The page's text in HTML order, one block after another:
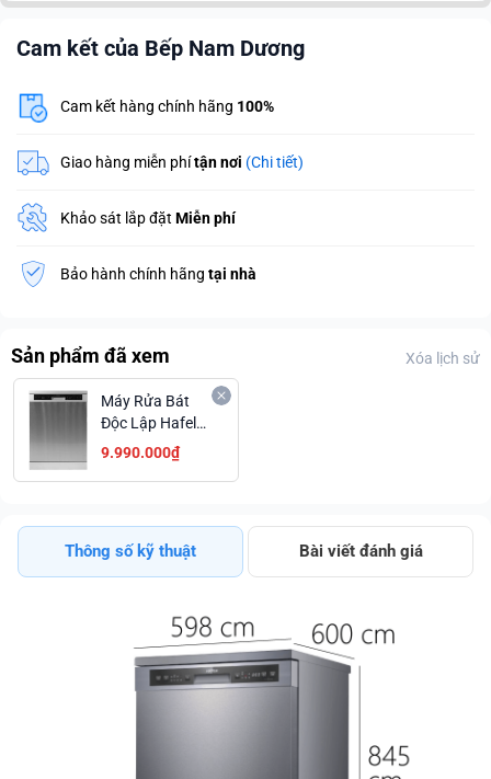
Cam kết của Bếp Nam Dương
Cam kết hàng chính hãng 100%
Giao hàng miễn phítận nơi (Chi tiết)
Khảo sát lắp đặt Miễn phí
Bảo hành chính hãng tại nhà
Sản phẩm đã xem Xóa lịch sử
Máy Rửa Bát
Độc Lập Hafele
HDW-F60G Với
Tính Năng Rửa
Lớn
9.990.000₫
Thông số kỹ thuật Bài viết đánh giá